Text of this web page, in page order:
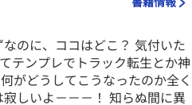
のに、ココはどこ？ 気付いた
テンプレでトラック転生とか神
がどうしてこうなったのか全く
しいよ－－－！ 知らぬ間に異